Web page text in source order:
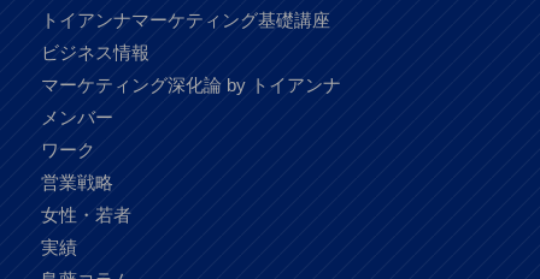
トイアンナマーケティング基礎講座
ビジネス情報
マーケティング深化論 by トイアンナ
メンバー
ワーク
営業戦略
女性・若者
実績